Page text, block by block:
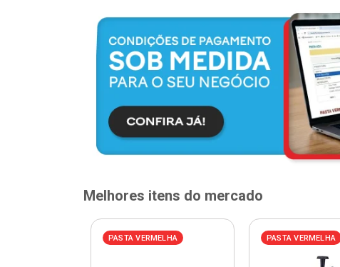
Melhores itens do mercado
PASTA VERMELHA PASTA VERMELHA